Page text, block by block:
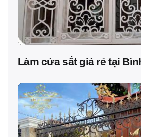
Làm cửa sắt giá rẻ tại